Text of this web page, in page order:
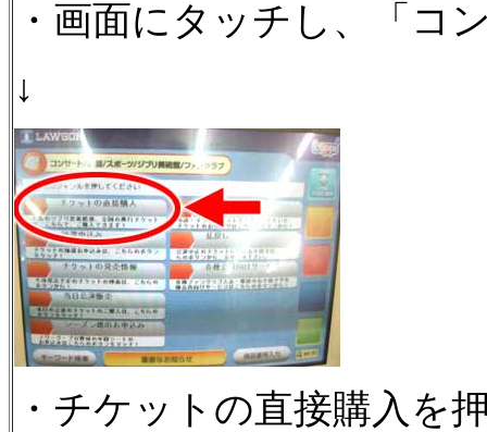
・画面にタッチし、「コ
↓
・チケットの直接購入を